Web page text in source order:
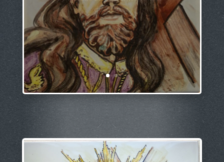
El Nazareno, El Cautivo, El
Gran Poder...Cada cual tiene
el suyo y en estos días los
sentimientos a flor de piel se
renuevan. Salen las
procesiones, suenan las...